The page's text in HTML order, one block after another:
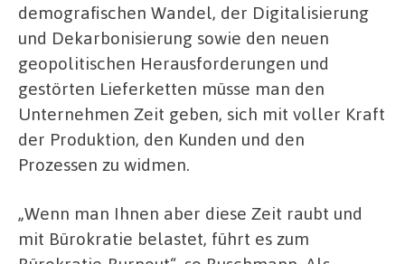
demografischen Wandel, der Digitalisierung
und Dekarbonisierung sowie den neuen
geopolitischen Herausforderungen und
gestörten Lieferketten müsse man den
Unternehmen Zeit geben, sich mit voller Kraft
der Produktion, den Kunden und den
Prozessen zu widmen.
„Wenn man Ihnen aber diese Zeit raubt und
mit Bürokratie belastet, führt es zum